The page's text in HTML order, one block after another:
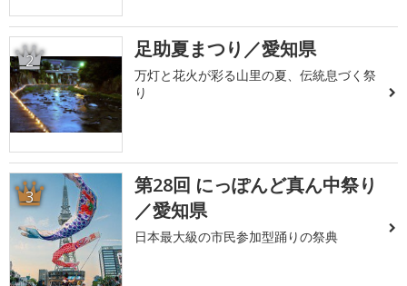
2 足助夏まつり／愛知県
万灯と花火が彩る山里の夏、伝統息づく祭
り
3
第28回 にっぽんど真ん中祭り
／愛知県
日本最大級の市民参加型踊りの祭典